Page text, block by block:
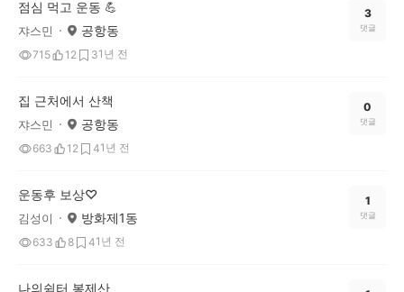
점심 먹고 운동 💪
쟈스민 공항동
715 12 31년 전
3
댓글
집 근처에서 산책
쟈스민 공항동
663 12 41년 전
0
댓글
운동후 보상♡
김성이 방화제1동
633 8 41년 전
1
댓글
나의쉼터 봉제산